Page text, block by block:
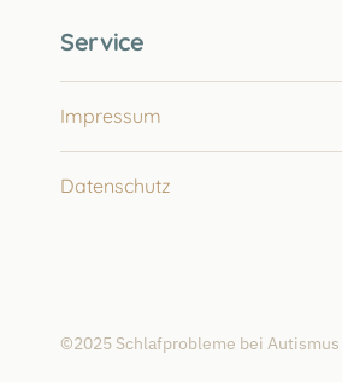
Service
Impressum
Datenschutz
©2025 Schlafprobleme bei Autismus